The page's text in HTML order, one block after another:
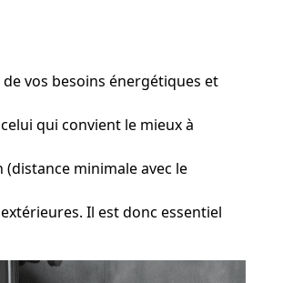
vos besoins énergétiques et
qui convient le mieux à
minimale avec le
Il est donc essentiel